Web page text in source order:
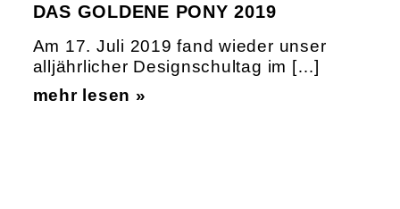
DAS GOLDENE PONY 2019
Am 17. Juli 2019 fand wieder unser
alljährlicher Designschultag im […]
mehr lesen »